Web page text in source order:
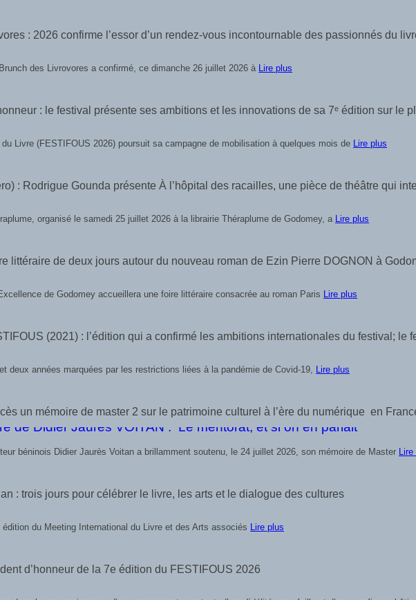
: 2026 confirme l’essor d’un rendez-vous incontournable des passionnés du
des Livrovores a confirmé, ce dimanche 26 juillet 2026 à Lire plus
: le festival présente ses ambitions et les innovations de sa 7ᵉ édition sur le
Livre (FESTIFOUS 2026) poursuit sa campagne de mobilisation à quelques mois de Lire plus
: Rodrigue Gounda présente À l’hôpital des racailles, une pièce de théâtre qui
organisé le samedi 25 juillet 2026 à la librairie Théraplume de Godomey, a Lire plus
littéraire de deux jours autour du nouveau roman de Ezin Pierre DOGNON à
de Godomey accueillera une foire littéraire consacrée au roman Paris Lire plus
(2021) : l’édition qui a confirmé les ambitions internationales du festival; le
deux années marquées par les restrictions liées à la pandémie de Covid-19, Lire plus
un mémoire de master 2 sur le patrimoine culturel à l’ère du numérique en
béninois Didier Jaurès Voitan a brillamment soutenu, le 24 juillet 2026, son mémoire de Master Lire
: trois jours pour célébrer le livre, les arts et le dialogue des cultures
du Meeting International du Livre et des Arts associés Lire plus
d’honneur de la 7e édition du FESTIFOUS 2026